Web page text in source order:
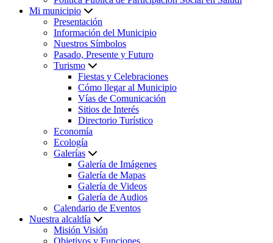
Mi municipio
Presentación
Información del Municipio
Nuestros Símbolos
Pasado, Presente y Futuro
Turismo
Fiestas y Celebraciones
Cómo llegar al Municipio
Vías de Comunicación
Sitios de Interés
Directorio Turístico
Economía
Ecología
Galerías
Galería de Imágenes
Galería de Mapas
Galería de Videos
Galería de Audios
Calendario de Eventos
Nuestra alcaldía
Misión Visión